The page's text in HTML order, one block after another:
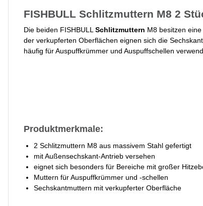
FISHBULL Schlitzmuttern M8 2
Die beiden FISHBULLSchlitzmuttern M8 besitzen
der verkupferten Oberflächen eignen sich die
häufig für Auspuffkrümmer und Auspuffschellen
Produktmerkmale:
2 Schlitzmuttern M8 aus massivem Stahl gefertigt
mit Außensechskant-Antrieb versehen
eignet sich besonders für Bereiche mit großer
Muttern für Auspuffkrümmer und -schellen
Sechskantmuttern mit verkupferter Oberfläche